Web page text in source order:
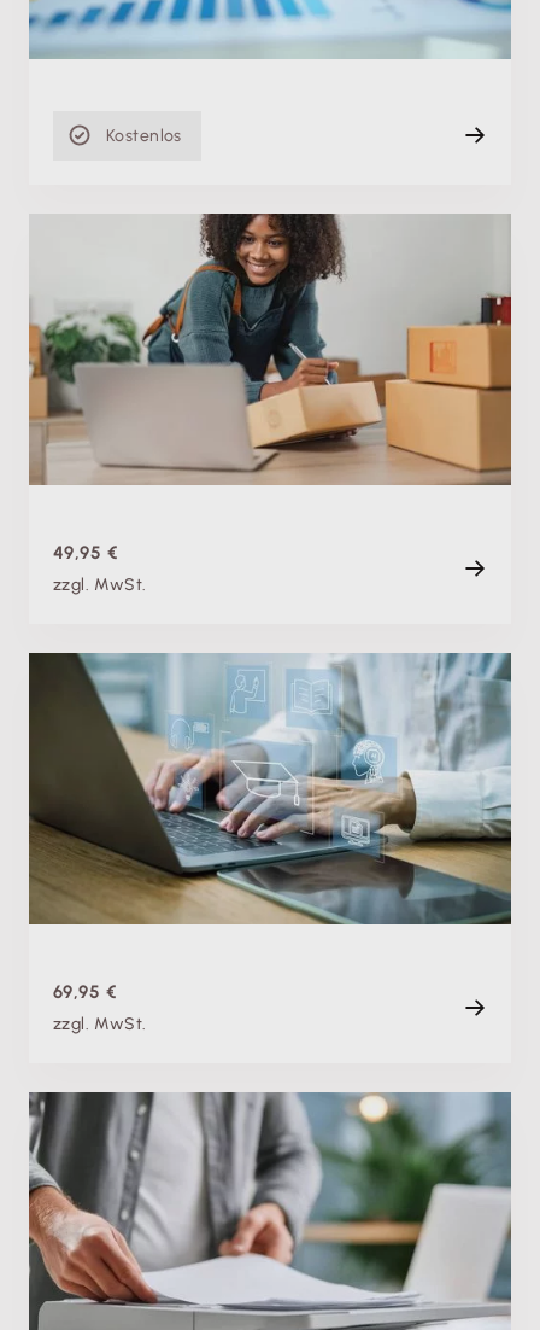
Aufzeichnung
88 min
Kostenlos
Fachschulung
Grundlagen der Umsatzsteuer: So haben auch
Anfänger:innen den perfekten Durchblick
Aufzeichnung
90 min
49,95 €
zzgl. MwSt.
Fachschulung
Buchhaltung digitalisieren: So gestaltest du den
Umstieg sicher und erfolgreich
Do. 10.09.2026, 08:00 Uhr
Live
69,95 €
zzgl. MwSt.
Fachschulung
Ersetzendes Scannen: So erfasst du deine Belege
GoBD-konform und reduzierst deine Papierflut
Di. 12.05.2026
Aufzeichnung